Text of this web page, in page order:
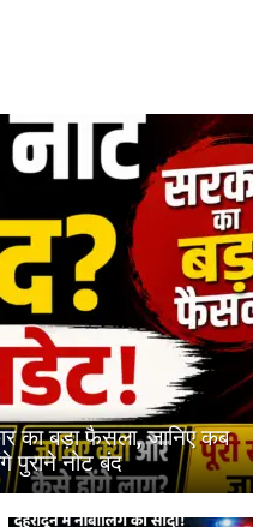
का बड़ा फैसला, जानिए कब
पुराने नोट बंद